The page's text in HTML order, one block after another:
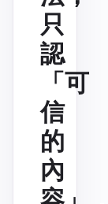
只
認
「可
信
的
內